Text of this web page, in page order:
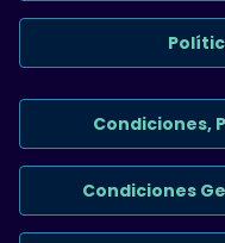
Condiciones,
Condiciones